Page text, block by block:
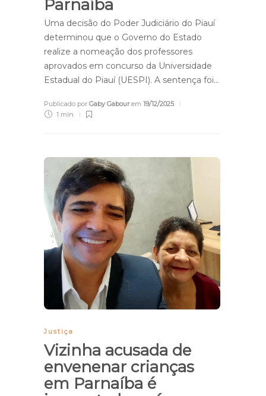
Parnaíba
Uma decisão do Poder Judiciário do Piauí
determinou que o Governo do Estado
realize a nomeação dos professores
aprovados em concurso da Universidade
Estadual do Piauí (UESPI). A sentença foi…
Publicado por Gaby Gabourem 19/12/2025
1 min
Justiça
Vizinha acusada de
envenenar crianças
em Parnaíba é